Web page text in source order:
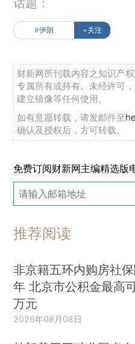
#伊朗 +关注
财新网所刊载内容之知识产
专属所有或持有。未经许可
建立镜像等任何使用。
如有意愿转载，请发邮件至
确认及授权后，方可转载。
免费订阅财新网主编精选版
推荐阅读
非京籍五环内购房社
年 北京市公积金最高
万元
2026年08月08日